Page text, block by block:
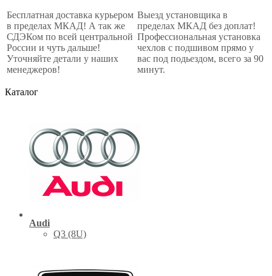
Бесплатная доставка курьером
в пределах МКАД! А так же
СДЭКом по всей центральной
России и чуть дальше!
Уточняйте детали у наших
менеджеров!
Выезд установщика в
пределах МКАД без доплат!
Профессиональная установка
чехлов с подшивом прямо у
вас под подьездом, всего за 90
минут.
Каталог
Audi
Q3 (8U)